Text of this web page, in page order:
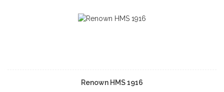
Renown HMS 1916